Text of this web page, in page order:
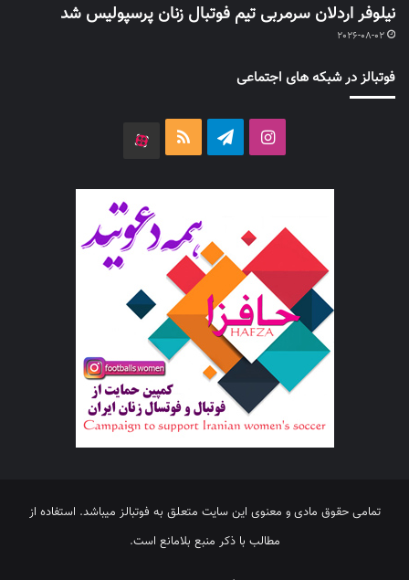
نیلوفر اردلان سرمربی تیم فوتبال زنان پرسپولیس شد
2026-08-02
فوتبالز در شبکه های اجتماعی
اینستاگرامتلگرام خوراک
تمامی حقوق مادی و معنوی این سایت متعلق به فوتبالز میباشد. استفاده از
مطالب با ذکر منبع بلامانع است.